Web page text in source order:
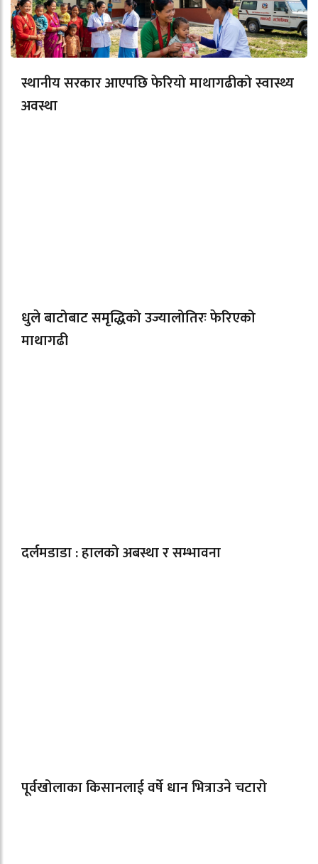
स्थानीय सरकार आएपछि फेरियो माथागढीको स्वास्थ्य
अवस्था
धुले बाटोबाट समृद्धिको उज्यालोतिरः फेरिएको
माथागढी
दर्लमडाडा : हालको अबस्था र सम्भावना
पूर्वखोलाका किसानलाई वर्षे धान भित्राउने चटारो